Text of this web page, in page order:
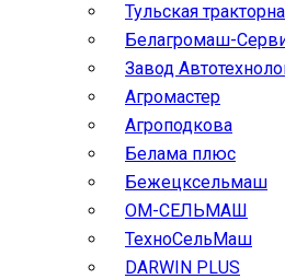
Тульская
Белагромаш-
Завод
Агромастер
Агроподкова
Белама плюс
Бежецксельмаш
ОМ-СЕЛЬМАШ
ТехноСельМаш
DARWIN PLUS